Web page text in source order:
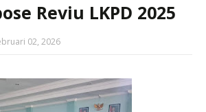
Reviu LKPD 2025
02, 2026